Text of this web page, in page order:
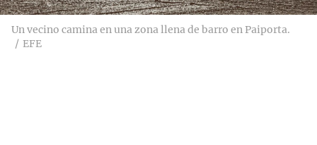
Un vecino camina en una zona llena de barro en Paiporta.
EFE